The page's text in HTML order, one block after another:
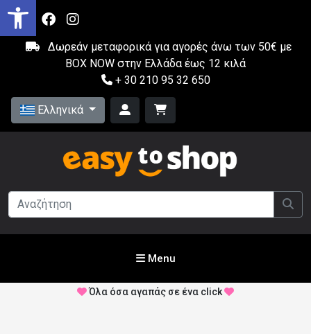
Δωρεάν μεταφορικά για αγορές άνω των 50€ με
BOX NOW στην Ελλάδα έως 12 κιλά
+ 30 210 95 32 650
Ελληνικά
Menu
Όλα όσα αγαπάς σε ένα click